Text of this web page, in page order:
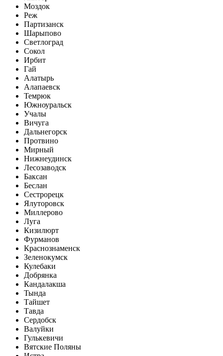
Моздок
Реж
Партизанск
Шарыпово
Светлоград
Сокол
Ирбит
Гай
Алатырь
Алапаевск
Темрюк
Южноуральск
Учалы
Вичуга
Дальнегорск
Протвино
Мирный
Нижнеудинск
Лесозаводск
Баксан
Беслан
Сестрорецк
Ялуторовск
Миллерово
Луга
Кизилюрт
Фурманов
Краснознаменск
Зеленокумск
Кулебаки
Добрянка
Кандалакша
Тында
Тайшет
Тавда
Сердобск
Валуйки
Гулькевичи
Вятские Поляны